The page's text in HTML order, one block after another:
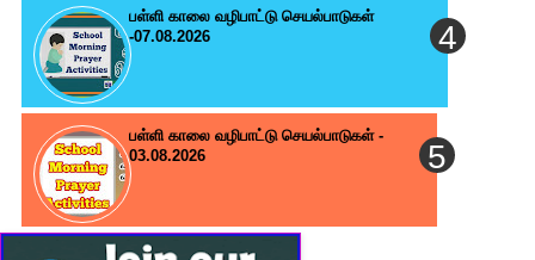
பள்ளி காலை வழிபாட்டு செயல்பாடுகள்
-07.08.2026
பள்ளி காலை வழிபாட்டு செயல்பாடுகள் -
03.08.2026